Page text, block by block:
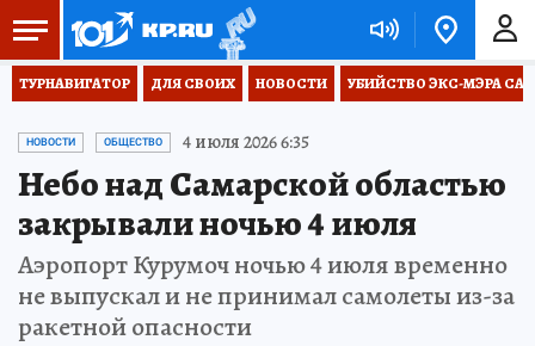
ТУРНАВИГАТОР ДЛЯ СВОИХ НОВОСТИ УБИЙСТВО ЭКС-МЭРА
НОВОСТИ ОБЩЕСТВО 4 июля 2026 6:35
Небо над Самарской областью
закрывали ночью 4 июля
Аэропорт Курумоч ночью 4 июля временно
не выпускал и не принимал самолеты из-за
ракетной опасности